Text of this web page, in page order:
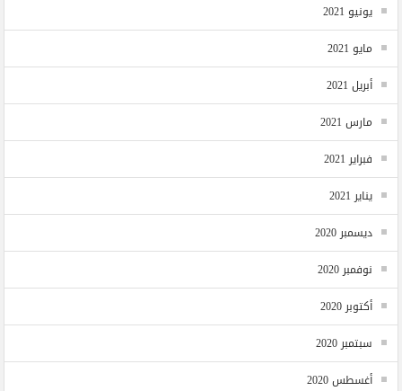
يونيو 2021
مايو 2021
أبريل 2021
مارس 2021
فبراير 2021
يناير 2021
ديسمبر 2020
نوفمبر 2020
أكتوبر 2020
سبتمبر 2020
أغسطس 2020